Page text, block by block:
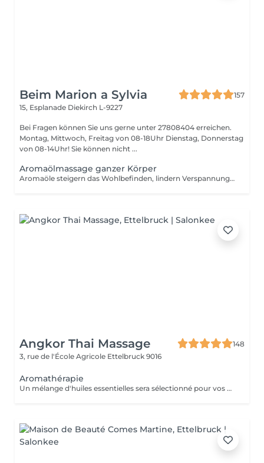
Beim Marion a Sylvia
157
15, Esplanade Diekirch L-9227
Bei Fragen können Sie uns gerne unter 27808404 erreichen.
Montag, Mittwoch, Freitag von 08-18Uhr Dienstag, Donnerstag
von 08-14Uhr! Sie können nicht ...
Aromaölmassage ganzer Körper
Aromaöle steigern das Wohlbefinden, lindern Verspannungen und Schmerzen, Stimulieren die Sinne
Angkor Thai Massage
148
3, rue de l'École Agricole Ettelbruck 9016
Aromathérapie
Un mélange d'huiles essentielles sera sélectionné pour vos besoins physiques. Un massage thérapeutique utilisant une technique spéciale pour drainer les poches de rétention d'eau et de liquide lymphatique. Ce traitement est conçu pour aider à stimuler la circulation et augmenter la capacité du corps à éliminer les toxines et à absorber les nutriments. Votre choix préféré d'huiles essentielles peut être sélectionné à l'arrivée.